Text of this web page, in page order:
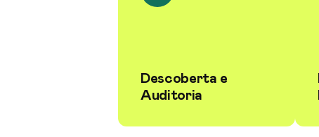
Descoberta e
Auditoria